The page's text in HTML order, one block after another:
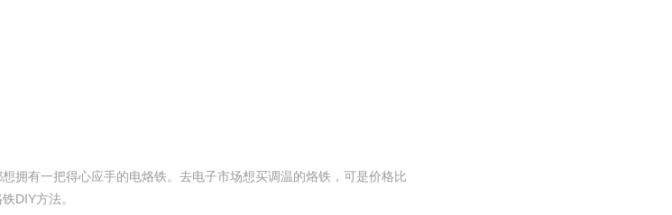
拥有一把得心应手的电烙铁。去电子市场想买调温的烙铁，可是价格比
DIY方法。